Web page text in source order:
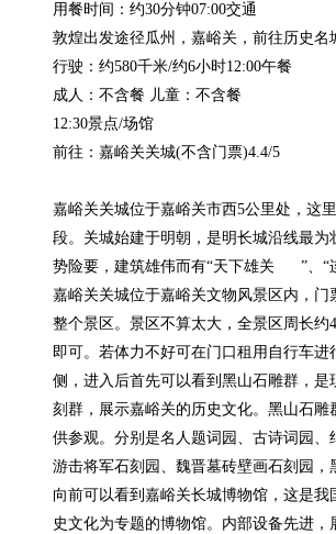
用餐时间：约30分钟07:00交通
敦煌出发途径瓜州，嘉峪关，前往历史名
行驶：约580千米/约6小时12:00午餐
成人：不含餐 儿童：不含餐
12:30景点/场馆
前往：嘉峪关关城(不含门票)4.4/5
嘉峪关关城位于嘉峪关市西5公里处，这
段。关城始建于明朝，是明长城沿线最为
势险要，建筑雄伟而有“天下雄关      ”、“
嘉峪关关城位于嘉峪关文物风景区内，门
整个景区。景区不算太大，全景区周长约
即可。若体力不好可在门口租用自行车进
侧，进入后首先可以看到黑山石雕群，是
刻群，展示嘉峪关的历史文化。黑山石雕
供参观。分别是名人题词园、古诗词园、
游击将军石刻园、魏晋墓砖壁画石刻园，
向前可以看到嘉峪关长城博物馆，这是我
史文化为专题的博物馆。内部设备先进，